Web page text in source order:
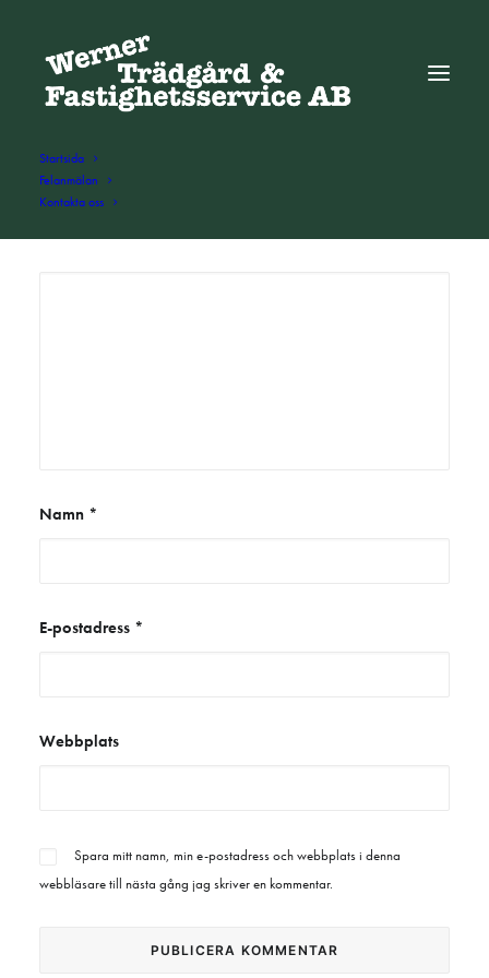
Startsida
Felanmälan
Kontakta oss
Namn *
E-postadress *
Webbplats
Spara mitt namn, min e-postadress och webbplats i denna
webbläsare till nästa gång jag skriver en kommentar.